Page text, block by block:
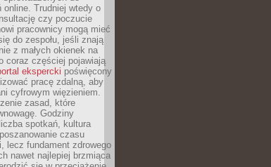
online. Trudniej wtedy o
czy poczucie
pracownicy mogą mieć
do zespołu, jeśli znają
z małych okienek na
coraz częściej pojawiają
ekspercki poświęcony
pracę zdalną, aby
cyfrowym więzieniem.
zasad, które
Godziny
spotkań, kultura
czasu
lecz fundament zdrowego
nawet najlepiej brzmiąca